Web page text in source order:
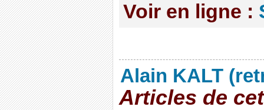
Voir en ligne :
Alain KALT
Articles de